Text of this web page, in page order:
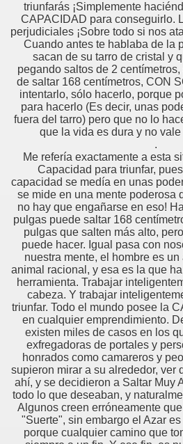
triunfarás ¡Simplemente
CAPACIDAD para conseguirlo.
perjudiciales ¡Sobre todo si nos
Cuando antes te hablaba de la
sacan de su tarro de cristal y
pegando saltos de 2
de saltar 168 centímetros, CON
intentarlo, sólo hacerlo, porque
para hacerlo (Es decir, unas
fuera del tarro) pero que no lo
que la vida es dura y no
.
Me refería exactamente a esta
Capacidad para triunfar,
capacidad se medía en unas
se mide en una mente poderosa
no hay que engañarse en eso!
pulgas puede saltar 168
pulgas que salten más alto,
puede hacer. Igual pasa con
nuestra mente, el hombre es
animal racional, y esa es la que
herramienta. Trabajar
cabeza. Y trabajar
triunfar. Todo el mundo posee la
en cualquier emprendimiento.
existen miles de casos en los
exfregadoras de portales y
honrados como camareros y
supieron mirar a su alrededor, ver
ahí, y se decidieron a Saltar Muy
todo lo que deseaban, y
Algunos creen erróneamente
"Suerte", sin embargo el Azar
porque cualquier camino que